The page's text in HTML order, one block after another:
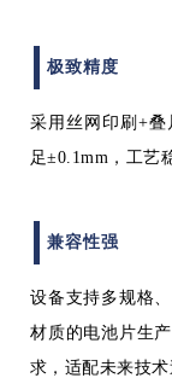
极致精度
采用丝网印刷+叠
足±0.1mm， 工艺
兼容性强
设备支持多规格
材质的电池片生产
求， 适配未来技术